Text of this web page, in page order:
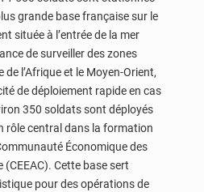
grande base française sur le
située à l’entrée de la mer
de surveiller des zones
l’Afrique et le Moyen-Orient,
de déploiement rapide en cas
350 soldats sont déployés
rôle central dans la formation
Économique des
(CEEAC). Cette base sert
pour des opérations de